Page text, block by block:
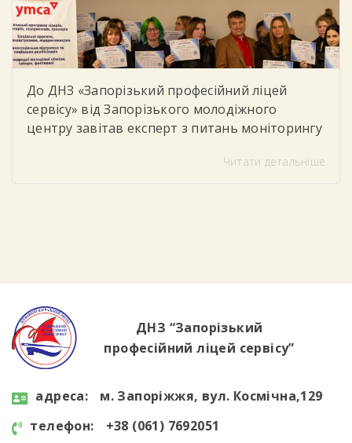
До ДНЗ «Запорізький професійний ліцей
сервісу» від Запорізького молодіжного
центру завітав експерт з питань моніторингу
студентів тренінг «Цифрова грамотність»
інформацію в інтернеті, розпізнавати фейки
Читати детальніше
ДНЗ “Запорізький
професійний ліцей сервісу”
aдресa:
м. Запоріжжя, вул. Космічна,129
телефон:
+38 (061) 7692051